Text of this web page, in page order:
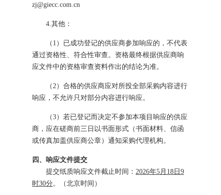
zj@giecc.com.cn
4 .其他：
（ 1 ）已成功登记的供应商参加响应的，不代表
通过资格性、符合性审查。资格最终根据供应商响
应文件中的资格审查资料作出的结论为准。
（ 2 ） 合格的供应商应对所投全部采购内容进行
响应，不允许只对部分内容进行响应。
（3）若已登记而决定不参加本项目 响应的供应
商，应在磋商前三日以书面形式（书面材料、信函
或传真加盖供应商公章）通知采购代理机构。
四、
响应文件提交
提交纸质响应文件截止时间 ： 2026年5 月 18 日 9
时30分。 （北京时间）